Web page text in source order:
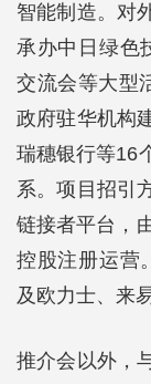
智能制造。对
承办中日绿色
交流会等大型
政府驻华机构
瑞穗银行等16
系。项目招引
链接者平台，
控股注册运营
及欧力士、来
推介会以外，